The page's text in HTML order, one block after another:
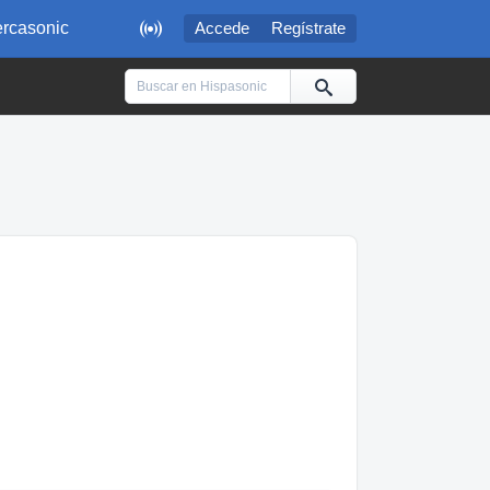
 Accede Regístrate